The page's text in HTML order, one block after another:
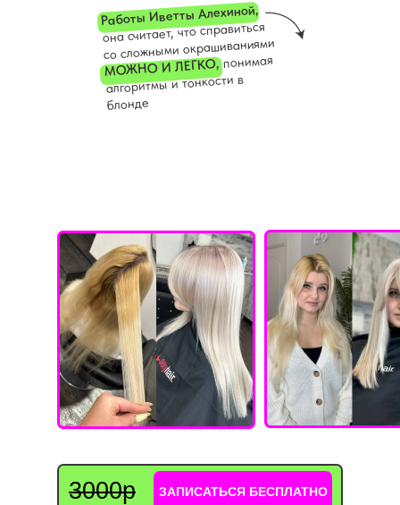
Работы Иветты Алехиной,
она считает, что справиться
со сложными окрашиваниями
МОЖНО И ЛЕГКО,понимая
алгоритмы и тонкости в
блонде
3000р ЗАПИСАТЬСЯ БЕСПЛАТНО